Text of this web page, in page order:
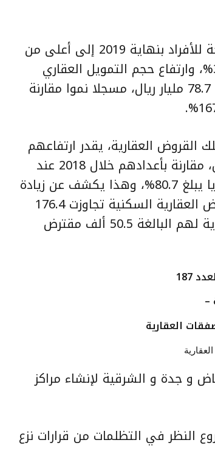
يقدر أن يرتفع رصيد القروض العقارية الممنوحة للأفراد بنهاية 2019 إلى أعلى من
211.1 مليار ريال، مسجلا نموا سنويا يبلغ 38.9%، وارتفاع حجم التمويل العقاري
الجديد الممنوح للأفراد خلال العام نفسه إلى 78.7 مليار ريال، مسجلا نموا مقارنة
القروض العقارية، يقدر ارتفاعهم
بنهاية 2019 إلى أعلى من 394.9 ألف مقترض، مقارنة بأعدادهم خلال 2018 عند
مستوى 218.5 ألف مقترض، مسجلاً نمواً سنويا يبلغ 80.7%، وهذا يكشف عن زيادة
عددية في أعداد المقترضين من الأفراد للقروض العقارية السكنية تجاوزت 176.4
ألف مقترض خلال 2019، مقارنة بالزيادة العددية لهم البالغة 50.5 ألف مقترض
187
–
العقارية
و جدة و الشرقية لإنشاء مراكز
النظر في التظلمات من قرارات نزع